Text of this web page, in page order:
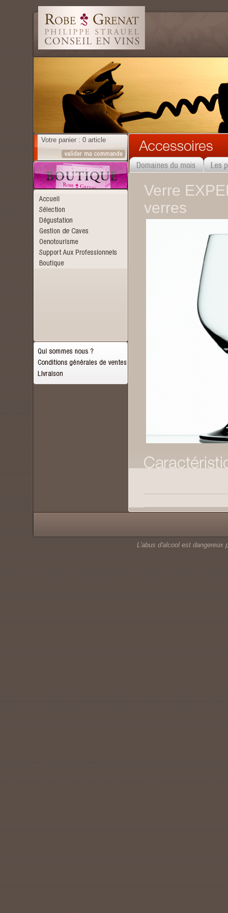
Votre panier : 0 article
Verre
verres
L'abus d'alcool est dangereux